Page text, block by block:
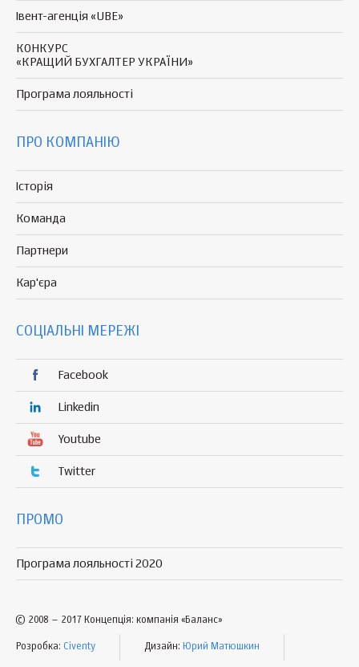
Івент-агенція «UBE»
КОНКУРС
«КРАЩИЙ БУХГАЛТЕР УКРАЇНИ»
Програма лояльності
ПРО КОМПАНІЮ
Історія
Команда
Партнери
Кар'єра
СОЦІАЛЬНІ МЕРЕЖІ
Facebook
Linkedin
Youtube
Twitter
ПРОМО
Програма лояльності 2020
© 2008 – 2017 Концепція: компанія «Баланс»
Розробка: Civenty Дизайн: Юрий Матюшкин